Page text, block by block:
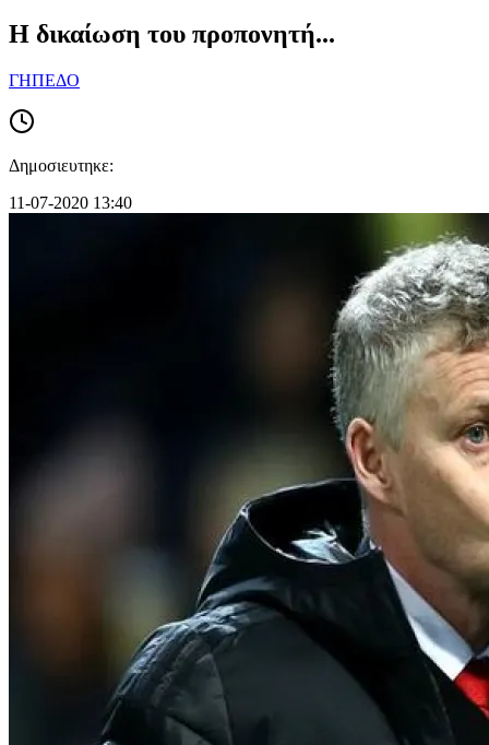
Η δικαίωση του προπονητή...
ΓΗΠΕΔΟ
Δημοσιευτηκε:
11-07-2020 13:40